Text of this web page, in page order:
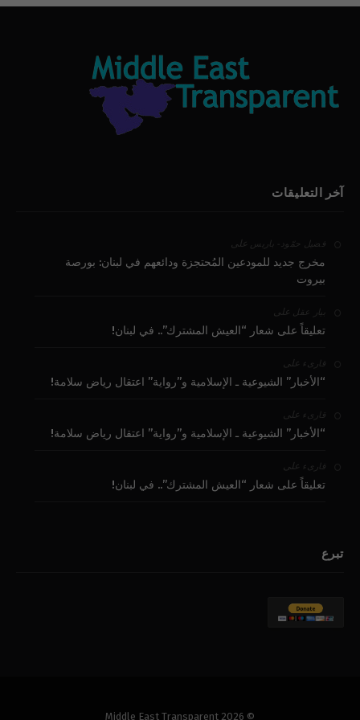
آخر التعليقات
فضيل حمّود - باريس على
مخرج جديد للمودعين المُحتجزة ودائعهم في لبنان: بورصة
بيروت
بيار عقل على
تعليقاً على شعار “العيش المشترك”.. في لبنان!
قارىء على
“الأخبار” الشيوعية ـ الإسلامية و”رواية” اعتقال رياض سلامة!
قارىء على
“الأخبار” الشيوعية ـ الإسلامية و”رواية” اعتقال رياض سلامة!
قارىء على
تعليقاً على شعار “العيش المشترك”.. في لبنان!
تبرع
© 2026 Middle East Transparent